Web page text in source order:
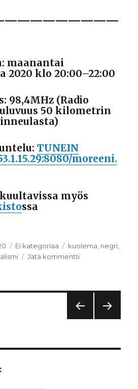
maanantai
2020 klo 20:00–22:00
98,4MHz (Radio
50 kilometrin
TUNEIN
moreeni.
myös
ssa
Kategoriat
Ei kategoriaa Avainsanat
kuolema negri
Jätä kommentti
SIVU SIVU